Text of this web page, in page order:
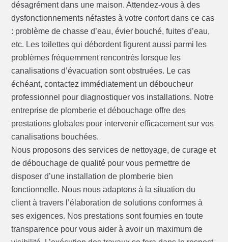
désagrément dans une maison. Attendez-vous à des
dysfonctionnements néfastes à votre confort dans ce cas
: problème de chasse d’eau, évier bouché, fuites d’eau,
etc. Les toilettes qui débordent figurent aussi parmi les
problèmes fréquemment rencontrés lorsque les
canalisations d’évacuation sont obstruées. Le cas
échéant, contactez immédiatement un déboucheur
professionnel pour diagnostiquer vos installations. Notre
entreprise de plomberie et débouchage offre des
prestations globales pour intervenir efficacement sur vos
canalisations bouchées.
Nous proposons des services de nettoyage, de curage et
de débouchage de qualité pour vous permettre de
disposer d’une installation de plomberie bien
fonctionnelle. Nous nous adaptons à la situation du
client à travers l’élaboration de solutions conformes à
ses exigences. Nos prestations sont fournies en toute
transparence pour vous aider à avoir un maximum de